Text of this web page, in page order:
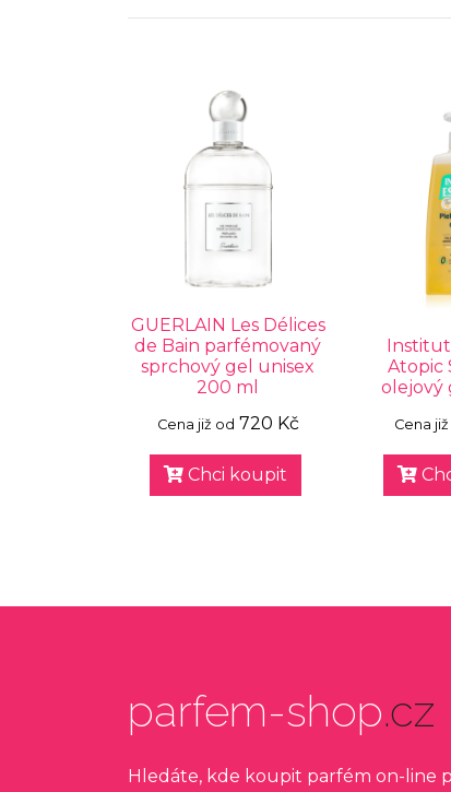
GUERLAIN Les Délices
de Bain parfémovaný
sprchový gel unisex
200 ml
Cena již od 720 Kč
Chci koupit
Atopic
olejový
Cena
parfem-shop.cz
Hledáte, kde koupit parfém on-line